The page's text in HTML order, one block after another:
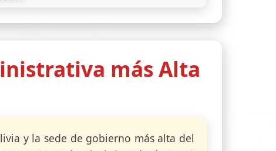
más Alta
y la sede de gobierno más alta del